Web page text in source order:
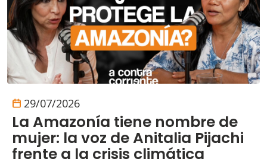
29/07/2026
La Amazonía tiene nombre de
mujer: la voz de Anitalia Pijachi
frente a la crisis climática